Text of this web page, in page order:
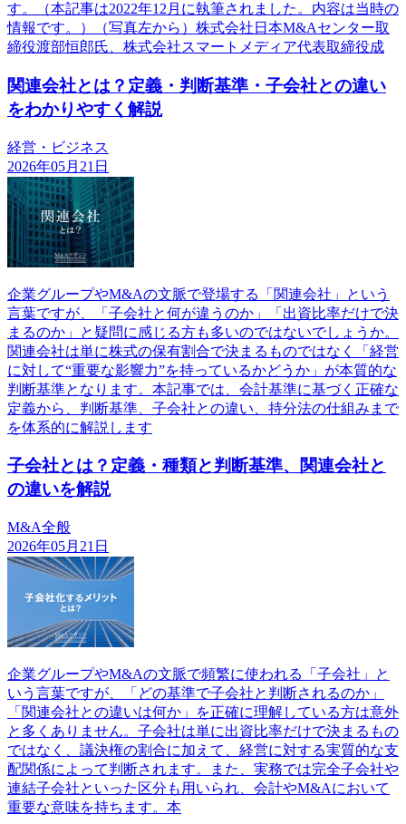
す。（本記事は2022年12月に執筆されました。内容は当時の
情報です。）（写真左から）株式会社日本M&Aセンター取
締役渡部恒郎氏、株式会社スマートメディア代表取締役成
関連会社とは？定義・判断基準・子会社との違い
をわかりやすく解説
経営・ビジネス
2026年05月21日
企業グループやM&Aの文脈で登場する「関連会社」という
言葉ですが、「子会社と何が違うのか」「出資比率だけで決
まるのか」と疑問に感じる方も多いのではないでしょうか。
関連会社は単に株式の保有割合で決まるものではなく「経営
に対して“重要な影響力”を持っているかどうか」が本質的な
判断基準となります。本記事では、会計基準に基づく正確な
定義から、判断基準、子会社との違い、持分法の仕組みまで
を体系的に解説します
子会社とは？定義・種類と判断基準、関連会社と
の違いを解説
M&A全般
2026年05月21日
企業グループやM&Aの文脈で頻繁に使われる「子会社」と
いう言葉ですが、「どの基準で子会社と判断されるのか」
「関連会社との違いは何か」を正確に理解している方は意外
と多くありません。子会社は単に出資比率だけで決まるもの
ではなく、議決権の割合に加えて、経営に対する実質的な支
配関係によって判断されます。また、実務では完全子会社や
連結子会社といった区分も用いられ、会計やM&Aにおいて
重要な意味を持ちます。本